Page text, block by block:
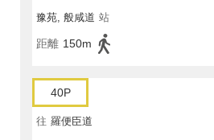
豫苑, 般咸道 站
距離 150m
40P
往 羅便臣道